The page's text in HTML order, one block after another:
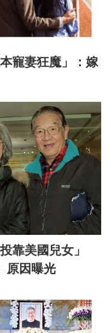
寵妻狂魔」：嫁
靠美國兒女」
原因曝光